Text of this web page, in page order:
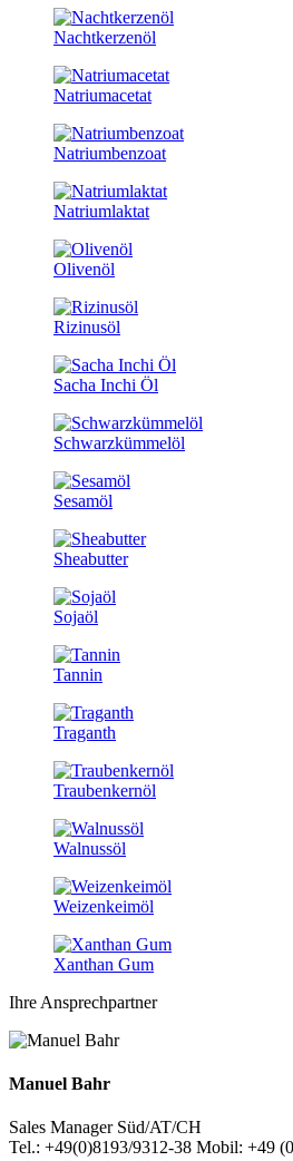
Nachtkerzenöl
Natriumacetat
Natriumbenzoat
Natriumlaktat
Olivenöl
Rizinusöl
Sacha Inchi Öl
Schwarzkümmelöl
Sesamöl
Sheabutter
Sojaöl
Tannin
Traganth
Traubenkernöl
Walnussöl
Weizenkeimöl
Xanthan Gum
Ihre Ansprechpartner
Manuel Bahr
Sales Manager Süd/AT/CH
Tel.: +49(0)8193/9312-38 Mobil: +49